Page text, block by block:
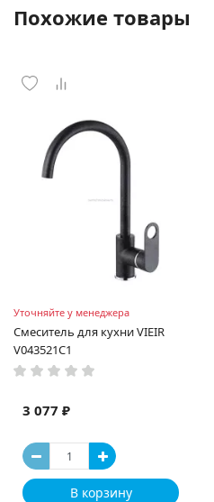
Похожие товары
Уточняйте у менеджера
Смеситель для кухни VIEIR
V043521C1
3 077 ₽
В корзину